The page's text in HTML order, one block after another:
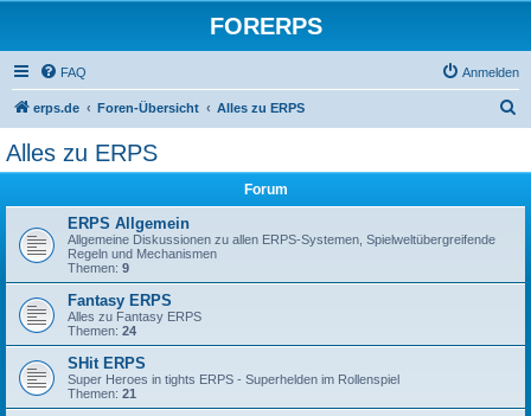
FORERPS
FAQ Anmelden
erps.de Foren-Übersicht Alles zu ERPS
Alles zu ERPS
Forum
ERPS Allgemein
Allgemeine Diskussionen zu allen ERPS-Systemen, Spielweltübergreifende
Regeln und Mechanismen
Themen: 9
Fantasy ERPS
Alles zu Fantasy ERPS
Themen: 24
SHit ERPS
Super Heroes in tights ERPS - Superhelden im Rollenspiel
Themen: 21